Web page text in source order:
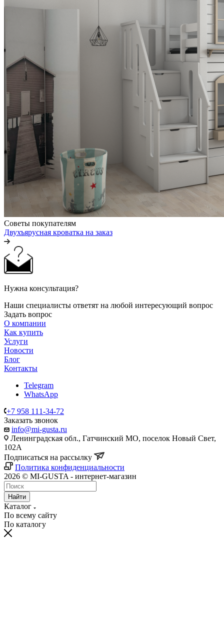
Советы покупателям
Двухъярусная кроватка на заказ
Нужна консультация?
Наши специалисты ответят на любой интересующий вопрос
Задать вопрос
О компании
Как купить
Услуги
Новости
Блог
Контакты
Telegram
WhatsApp
+7 958 111-34-72
Заказать звонок
info@mi-gusta.ru
Ленинградская обл., Гатчинский МО, поселок Новый Свет,
102А
Подписаться на рассылку
Политика конфиденциальности
2026 © MI-GUSTA - интернет-магазин
Найти
Каталог
По всему сайту
По каталогу